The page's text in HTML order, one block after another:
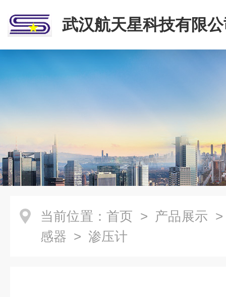
武汉航天星科技有限
当前位置： 首页 > 产品展示
感器 > 渗压计